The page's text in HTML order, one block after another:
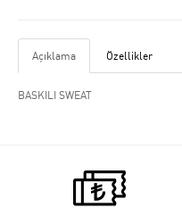
Açıklama Özellikler
BASKILI SWEAT